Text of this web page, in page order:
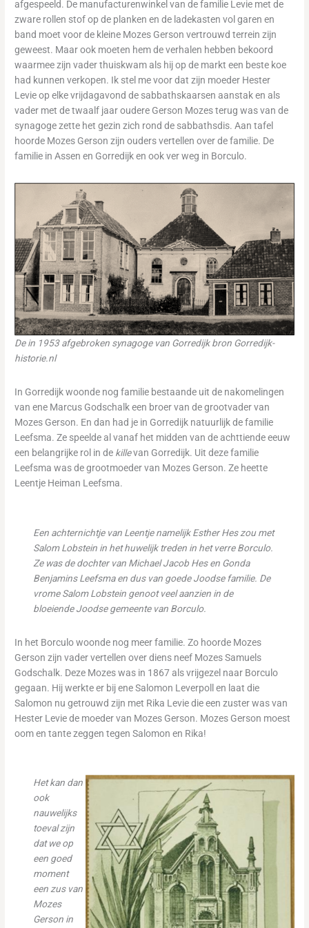
afgespeeld. De manufacturenwinkel van de familie Levie met de
zware rollen stof op de planken en de ladekasten vol garen en
band moet voor de kleine Mozes Gerson vertrouwd terrein zijn
geweest. Maar ook moeten hem de verhalen hebben bekoord
waarmee zijn vader thuiskwam als hij op de markt een beste koe
had kunnen verkopen. Ik stel me voor dat zijn moeder Hester
Levie op elke vrijdagavond de sabbathskaarsen aanstak en als
vader met de twaalf jaar oudere Gerson Mozes terug was van de
synagoge zette het gezin zich rond de sabbathsdis. Aan tafel
hoorde Mozes Gerson zijn ouders vertellen over de familie. De
familie in Assen en Gorredijk en ook ver weg in Borculo.
De in 1953 afgebroken synagoge van Gorredijk bron Gorredijk-
historie.nl
In Gorredijk woonde nog familie bestaande uit de nakomelingen
van ene Marcus Godschalk een broer van de grootvader van
Mozes Gerson. En dan had je in Gorredijk natuurlijk de familie
Leefsma. Ze speelde al vanaf het midden van de achttiende eeuw
een belangrijke rol in de killevan Gorredijk. Uit deze familie
Leefsma was de grootmoeder van Mozes Gerson. Ze heette
Leentje Heiman Leefsma.
Een achternichtje van Leentje namelijk Esther Hes zou met
Salom Lobstein in het huwelijk treden in het verre Borculo.
Ze was de dochter van Michael Jacob Hes en Gonda
Benjamins Leefsma en dus van goede Joodse familie. De
vrome Salom Lobstein genoot veel aanzien in de
bloeiende Joodse gemeente van Borculo.
In het Borculo woonde nog meer familie. Zo hoorde Mozes
Gerson zijn vader vertellen over diens neef Mozes Samuels
Godschalk. Deze Mozes was in 1867 als vrijgezel naar Borculo
gegaan. Hij werkte er bij ene Salomon Leverpoll en laat die
Salomon nu getrouwd zijn met Rika Levie die een zuster was van
Hester Levie de moeder van Mozes Gerson. Mozes Gerson moest
oom en tante zeggen tegen Salomon en Rika!
Het kan dan
ook
nauwelijks
toeval zijn
dat we op
een goed
moment
een zus van
Mozes
Gerson in